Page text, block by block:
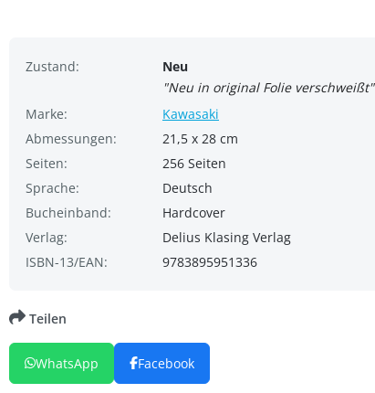
Zustand:
Neu
"Neu in original Folie verschweißt"
Marke:
Kawasaki
Abmessungen:
21,5 x 28 cm
Seiten:
256 Seiten
Sprache:
Deutsch
Bucheinband:
Hardcover
Verlag:
Delius Klasing Verlag
ISBN-13/EAN:
9783895951336
Teilen
WhatsApp Facebook